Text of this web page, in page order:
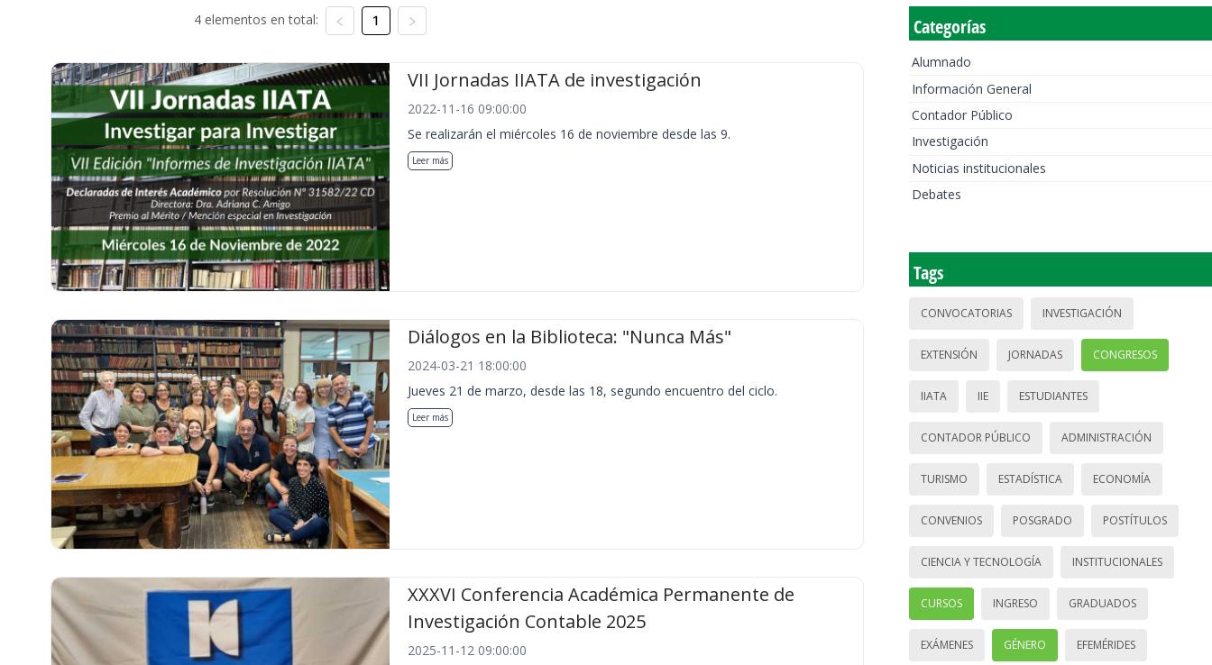
4 elementos en total: 1
VII Jornadas IIATA de investigación
2022-11-16 09:00:00
Se realizarán el miércoles 16 de noviembre desde las 9.
Leer más
Diálogos en la Biblioteca: "Nunca Más"
2024-03-21 18:00:00
Jueves 21 de marzo, desde las 18, segundo encuentro del ciclo.
Leer más
XXXVI Conferencia Académica Permanente de
Investigación Contable 2025
2025-11-12 09:00:00
Categorías
Alumnado
Información General
Contador Público
Investigación
Noticias institucionales
Debates
Tags
CONVOCATORIAS INVESTIGACIÓN
EXTENSIÓN JORNADAS CONGRESOS
IIATA IIE ESTUDIANTES
CONTADOR PÚBLICO ADMINISTRACIÓN
TURISMO ESTADÍSTICA ECONOMÍA
CONVENIOS POSGRADO POSTÍTULOS
CIENCIA Y TECNOLOGÍA INSTITUCIONALES
CURSOS INGRESO GRADUADOS
EXÁMENES GÉNERO EFEMÉRIDES